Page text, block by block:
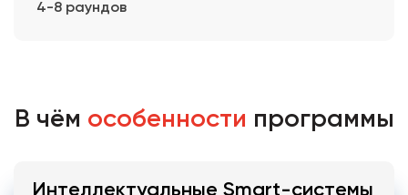
4-8 раундов
В чём особенности программы
Интеллектуальные Smart-системы